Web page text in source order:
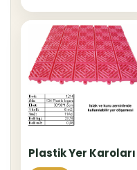
Plastik Yer Karoları